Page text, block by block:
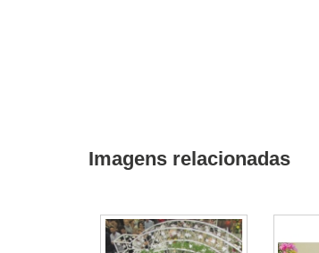
Imagens relacionadas